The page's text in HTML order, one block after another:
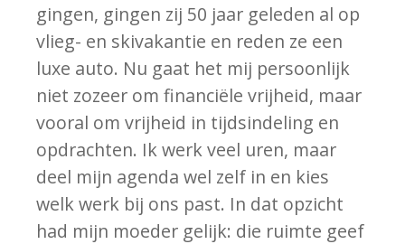
gingen, gingen zij 50 jaar geleden al op
vlieg- en skivakantie en reden ze een
luxe auto. Nu gaat het mij persoonlijk
niet zozeer om financiële vrijheid, maar
vooral om vrijheid in tijdsindeling en
opdrachten. Ik werk veel uren, maar
deel mijn agenda wel zelf in en kies
welk werk bij ons past. In dat opzicht
had mijn moeder gelijk: die ruimte geef